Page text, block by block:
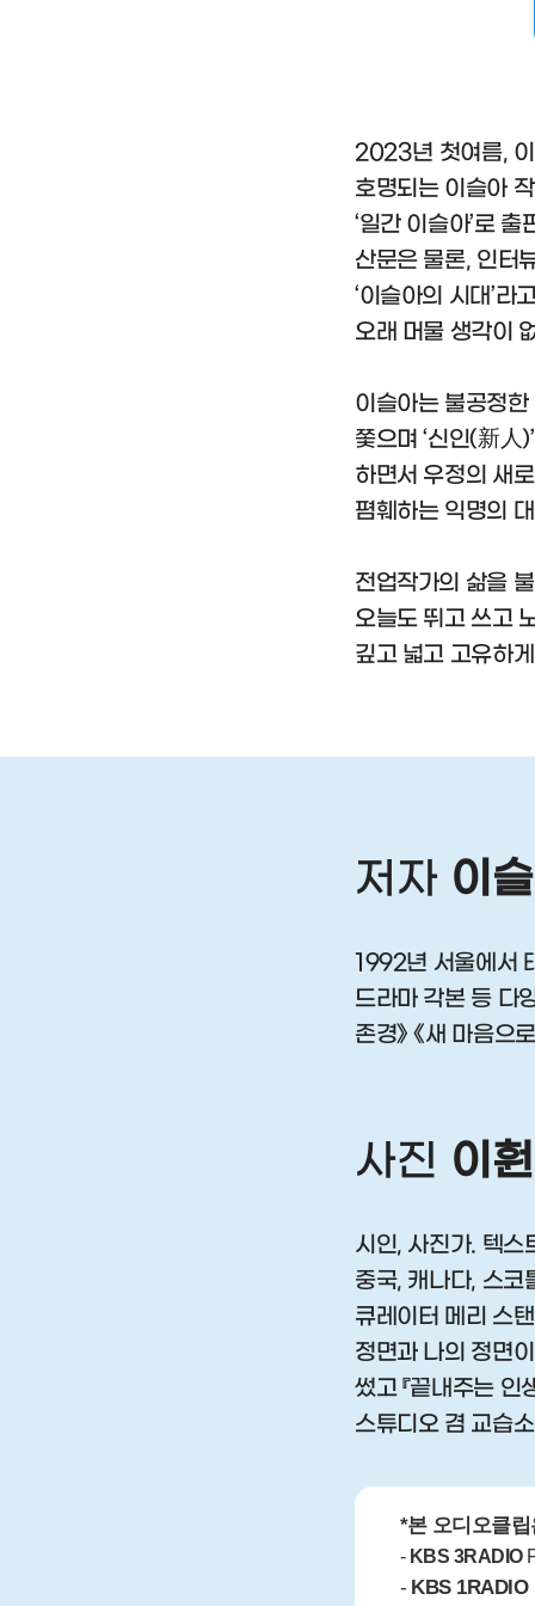
2023년 첫여름, 이
호명되는 이슬아
‘일간 이슬아’로
산문은 물론, 인터
‘이슬아의 시대’
오래 머물 생각이
이슬아는 불공정한
쫓으며 ‘신인(新人
하면서 우정의 새
폄훼하는 익명의
전업작가의 삶을
오늘도 뛰고 쓰고
깊고 넓고 고유하
저자 이
1992년 서울에서
드라마 각본 등 다
존경》 《새 마음으
사진 이훤
시인, 사진가. 텍스
중국, 캐나다, 스
큐레이터 메리 스
정면과 나의 정면
썼고 『끝내주는 인
스튜디오 겸 교습
*본 오디오클
- KBS 3RADIO
- KBS 1RADIO